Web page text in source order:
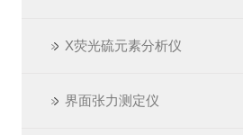
X荧光硫元素分析仪
界面张力测定仪